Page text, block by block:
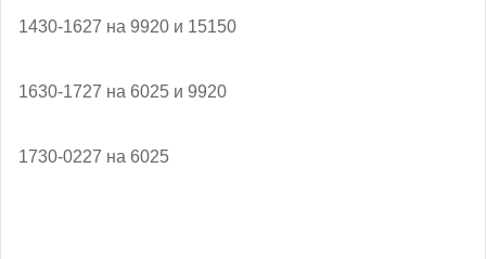
1430-1627 на 9920 и 15150
1630-1727 на 6025 и 9920
1730-0227 на 6025